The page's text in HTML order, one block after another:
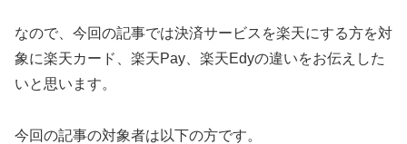
なので、今回の記事では決済サービスを楽天にする方を対
象に楽天カード、楽天Pay、楽天Edyの違いをお伝えした
いと思います。
今回の記事の対象者は以下の方です。